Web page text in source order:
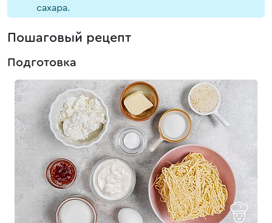
сахара.
Пошаговый рецепт
Подготовка